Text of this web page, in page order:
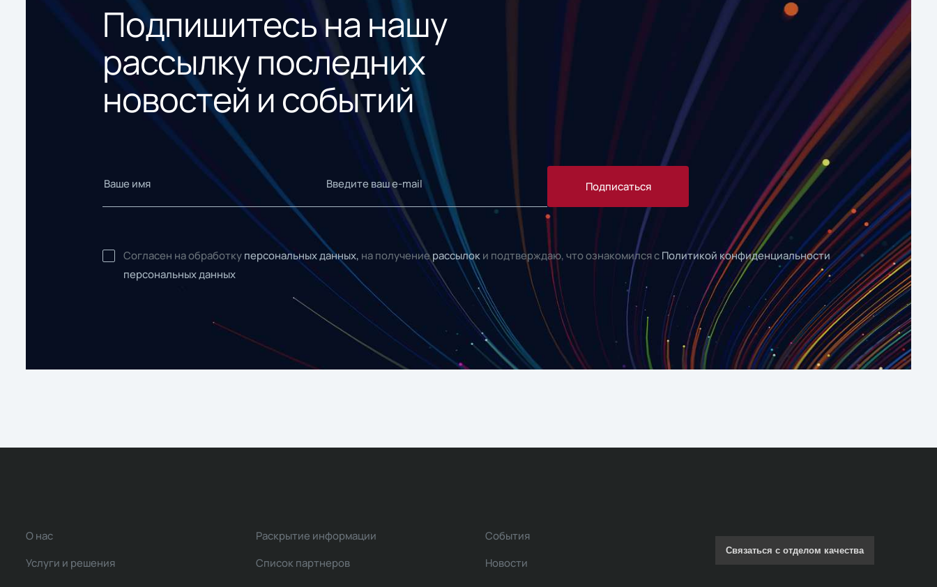
Подпишитесь на нашу
рассылку последних
новостей и событий
Подписаться
Согласен на обработку персональных данных, на получениерассылок и подтверждаю, что ознакомился с Политикой конфиденциальности
персональных данных
О нас
Услуги и решения
Раскрытие информации
Список партнеров
События
Новости
Связаться с отделом качества